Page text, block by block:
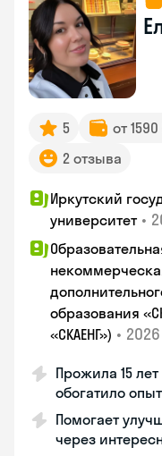
5 от
2 отзыва
Иркутский
университет •
образования
«СКАЕНГ») • 2026
Прожила 15
обогатило
Помогает
через